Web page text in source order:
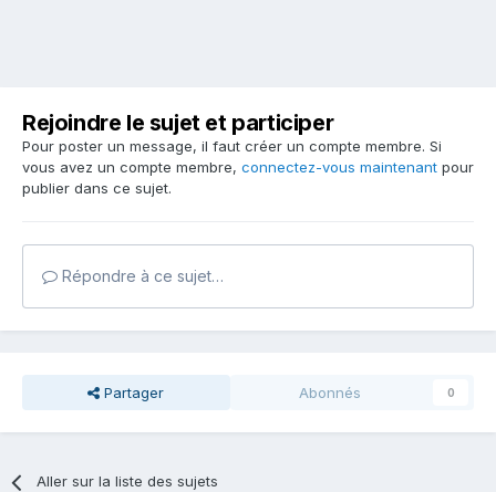
Rejoindre le sujet et participer
Pour poster un message, il faut créer un compte membre. Si
vous avez un compte membre, connectez-vous maintenant pour
publier dans ce sujet.
Répondre à ce sujet…
Partager Abonnés 0
Aller sur la liste des sujets